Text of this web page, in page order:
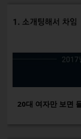
20대 여자만 보면